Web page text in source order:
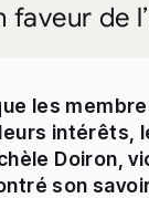
de
les
intérêts,
Doiron,
son